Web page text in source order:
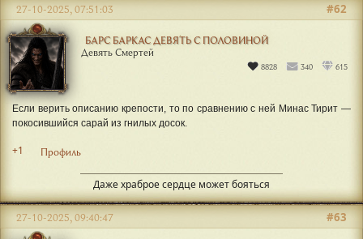
БАРС БАРКАС ДЕВЯТЬ С ПОЛОВИНОЙ
Девять Смертей
8828 340 615
#62
27-10-2025, 07:51:03
Если верить описанию крепости, то по сравнению с ней Минас Тирит —
покосившийся сарай из гнилых досок.
+1 Профиль
Даже храброе сердце может бояться
#63
27-10-2025, 09:40:47